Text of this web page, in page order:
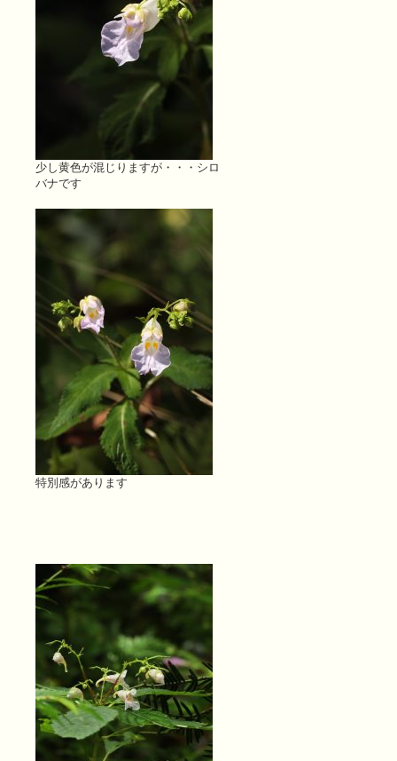
少し黄色が混じりますが・・・シロ
バナです
特別感があります